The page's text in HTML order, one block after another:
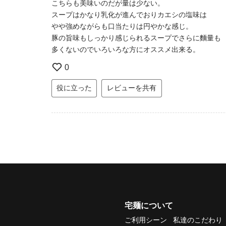
こちらも美味いのだが量は少ない。
スープはかなり乳化が進んでおりカエシの塩味は
やや強めながらも口当たりは円やかな感じ。
豚の旨味もしっかり感じられるスープでさらに麵量も
多くないのでいろいろな方にオススメ出来る。
0
役に立った レビューを共有
宅麺について
ご利用シーン 私達のこだわり